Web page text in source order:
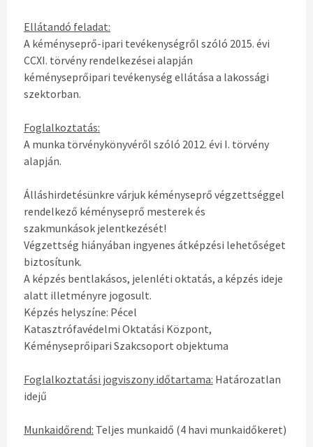
Ellátandó feladat:
A kéményseprő-ipari tevékenységről szóló 2015. évi
CCXI. törvény rendelkezései alapján
kéményseprőipari tevékenység ellátása a lakossági
szektorban.
Foglalkoztatás:
A munka törvénykönyvéről szóló 2012. évi I. törvény
alapján.
Álláshirdetésünkre várjuk kéményseprő végzettséggel
rendelkező kéményseprő mesterek és
szakmunkások jelentkezését!
Végzettség hiányában ingyenes átképzési lehetőséget
biztosítunk.
A képzés bentlakásos, jelenléti oktatás, a képzés ideje
alatt illetményre jogosult.
Képzés helyszíne: Pécel
Katasztrófavédelmi Oktatási Központ,
Kéményseprőipari Szakcsoport objektuma
Foglalkoztatási jogviszony időtartama: Határozatlan
idejű
Munkaidőrend: Teljes munkaidő (4 havi munkaidőkeret)